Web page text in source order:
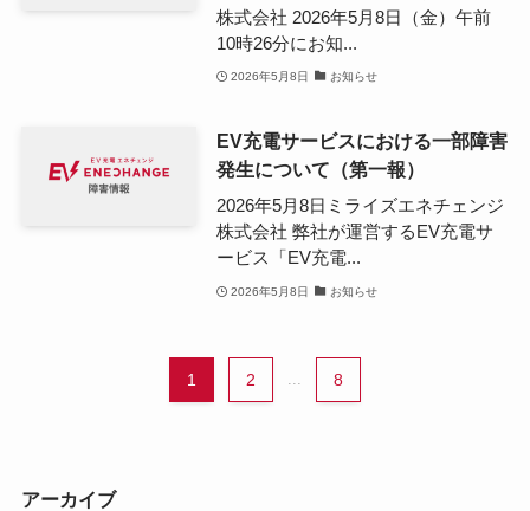
株式会社 2026年5月8日（金）午前
10時26分にお知...
2026年5月8日 お知らせ
EV充電サービスにおける一部障害
発生について（第一報）
2026年5月8日ミライズエネチェンジ
株式会社 弊社が運営するEV充電サ
ービス「EV充電...
2026年5月8日 お知らせ
1 2 8
アーカイブ